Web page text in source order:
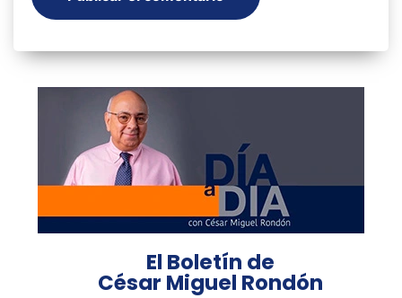
El Boletín de
César Miguel Rondón